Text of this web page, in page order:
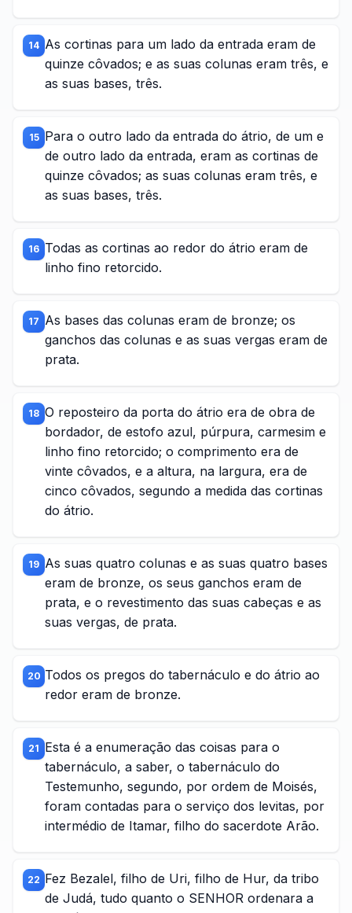
14 As cortinas para um lado da entrada eram de
quinze côvados; e as suas colunas eram três, e
as suas bases, três.
15 Para o outro lado da entrada do átrio, de um e
de outro lado da entrada, eram as cortinas de
quinze côvados; as suas colunas eram três, e
as suas bases, três.
16 Todas as cortinas ao redor do átrio eram de
linho fino retorcido.
17 As bases das colunas eram de bronze; os
ganchos das colunas e as suas vergas eram de
prata.
18 O reposteiro da porta do átrio era de obra de
bordador, de estofo azul, púrpura, carmesim e
linho fino retorcido; o comprimento era de
vinte côvados, e a altura, na largura, era de
cinco côvados, segundo a medida das cortinas
do átrio.
19 As suas quatro colunas e as suas quatro bases
eram de bronze, os seus ganchos eram de
prata, e o revestimento das suas cabeças e as
suas vergas, de prata.
20 Todos os pregos do tabernáculo e do átrio ao
redor eram de bronze.
21 Esta é a enumeração das coisas para o
tabernáculo, a saber, o tabernáculo do
Testemunho, segundo, por ordem de Moisés,
foram contadas para o serviço dos levitas, por
intermédio de Itamar, filho do sacerdote Arão.
22 Fez Bezalel, filho de Uri, filho de Hur, da tribo
de Judá, tudo quanto o SENHOR ordenara a